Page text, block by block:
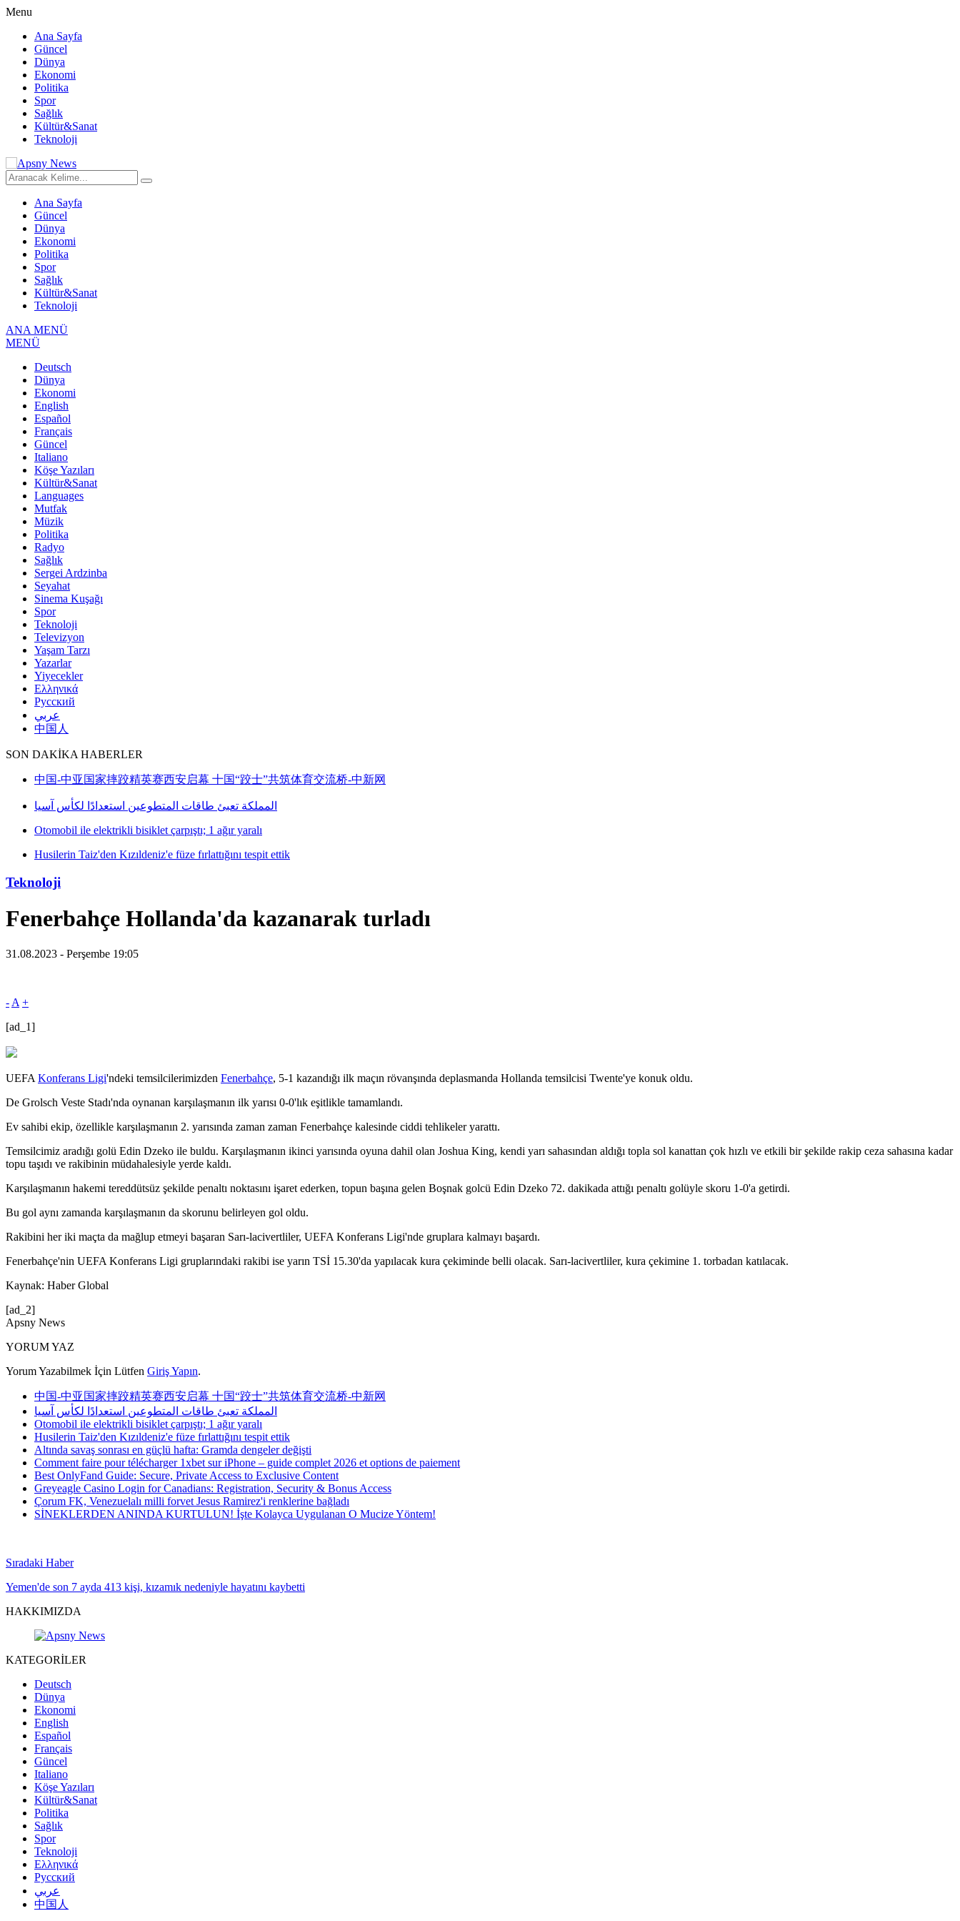
Menu
Ana Sayfa
Güncel
Dünya
Ekonomi
Politika
Spor
Sağlık
Kültür&Sanat
Teknoloji
Ana Sayfa
Güncel
Dünya
Ekonomi
Politika
Spor
Sağlık
Kültür&Sanat
Teknoloji
ANA MENÜ
MENÜ
Deutsch
Dünya
Ekonomi
English
Español
Français
Güncel
Italiano
Köşe Yazıları
Kültür&Sanat
Languages
Mutfak
Müzik
Politika
Radyo
Sağlık
Sergei Ardzinba
Seyahat
Sinema Kuşağı
Spor
Teknoloji
Televizyon
Yaşam Tarzı
Yazarlar
Yiyecekler
Ελληνικά
Русский
عربي
中国人
SON DAKİKA HABERLER
Teknoloji
Fenerbahçe Hollanda'da kazanarak turladı
31.08.2023 - Perşembe 19:05
- A +
[ad_1]
UEFA Konferans Ligi'ndeki temsilcilerimizden Fenerbahçe, 5-1 kazandığı ilk maçın rövanşında deplasmanda Hollanda temsilcisi Twente'ye konuk oldu.
De Grolsch Veste Stadı'nda oynanan karşılaşmanın ilk yarısı 0-0'lık eşitlikle tamamlandı.
Ev sahibi ekip, özellikle karşılaşmanın 2. yarısında zaman zaman Fenerbahçe kalesinde ciddi tehlikeler yarattı.
Temsilcimiz aradığı golü Edin Dzeko ile buldu. Karşılaşmanın ikinci yarısında oyuna dahil olan Joshua King, kendi yarı sahasından aldığı topla sol kanattan çok hızlı ve etkili bir şekilde rakip ceza sahasına kadar
topu taşıdı ve rakibinin müdahalesiyle yerde kaldı.
Karşılaşmanın hakemi tereddütsüz şekilde penaltı noktasını işaret ederken, topun başına gelen Boşnak golcü Edin Dzeko 72. dakikada attığı penaltı golüyle skoru 1-0'a getirdi.
Bu gol aynı zamanda karşılaşmanın da skorunu belirleyen gol oldu.
Rakibini her iki maçta da mağlup etmeyi başaran Sarı-lacivertliler, UEFA Konferans Ligi'nde gruplara kalmayı başardı.
Fenerbahçe'nin UEFA Konferans Ligi gruplarındaki rakibi ise yarın TSİ 15.30'da yapılacak kura çekiminde belli olacak. Sarı-lacivertliler, kura çekimine 1. torbadan katılacak.
Kaynak: Haber Global
[ad_2]
Apsny News
YORUM YAZ
Yorum Yazabilmek İçin Lütfen Giriş Yapın.
中国-中亚国家摔跤精英赛西安启幕 十国“跤士”共筑体育交流桥-中新网
المملكة تعبئ طاقات المتطوعين استعدادًا لكأس آسيا
Otomobil ile elektrikli bisiklet çarpıştı; 1 ağır yaralı
Husilerin Taiz'den Kızıldeniz'e füze fırlattığını tespit ettik
Altında savaş sonrası en güçlü hafta: Gramda dengeler değişti
Comment faire pour télécharger 1xbet sur iPhone – guide complet 2026 et options de paiement
Best OnlyFand Guide: Secure, Private Access to Exclusive Content
Greyeagle Casino Login for Canadians: Registration, Security & Bonus Access
Çorum FK, Venezuelalı milli forvet Jesus Ramirez'i renklerine bağladı
SİNEKLERDEN ANINDA KURTULUN! İşte Kolayca Uygulanan O Mucize Yöntem!
Sıradaki Haber
Yemen'de son 7 ayda 413 kişi, kızamık nedeniyle hayatını kaybetti
HAKKIMIZDA
KATEGORİLER
Deutsch
Dünya
Ekonomi
English
Español
Français
Güncel
Italiano
Köşe Yazıları
Kültür&Sanat
Politika
Sağlık
Spor
Teknoloji
Ελληνικά
Русский
عربي
中国人